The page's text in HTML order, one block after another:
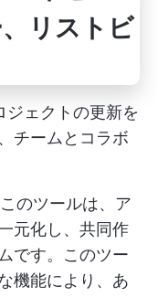
ェクトの更新を
チームとコラボ
このツールは、ア
元化し、共同作
です。このツー
機能により、あ